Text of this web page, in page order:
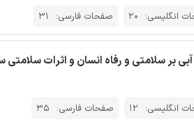
انگلیسی: 20 صفحات فارسی: 31
بر سلامتی و رفاه انسان و اثرات
انگلیسی: 12 صفحات فارسی: 35